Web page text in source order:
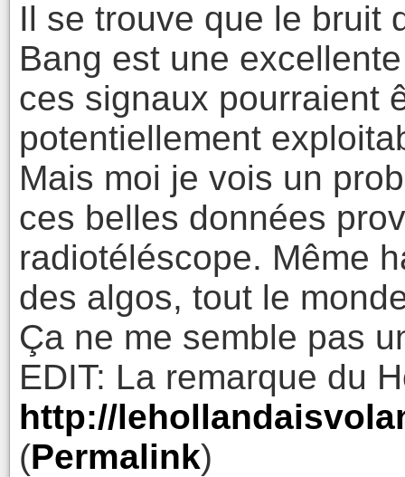
Il se trouve que le bruit
Bang est une
ces signaux pourraient
potentiellement
Mais moi je vois un
ces belles données
radiotéléscope. Même
des algos, tout le
Ça ne me semble pas
EDIT: La remarque du
http://
(Permalink)